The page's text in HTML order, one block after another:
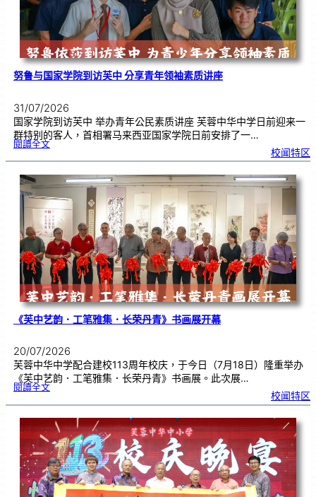
努鲁与国家学院到访芙中 分享青年领袖素质讲座
31/07/2026
国家学院到访芙中 举办青年公民素质讲座 芙蓉中华中学日前迎来一
群特别的客人，首相署马来西亚国家学院日前安排了一…
閱讀全文:努
国
学
院
到
访
中
分
享
青
年
领
袖
素
质
讲
座
校闻特区
《芙中艺韵．工笔雅集．长荣丹青》书画展开幕
20/07/2026
芙蓉中华中学配合建校113周年校庆，于今日（7月18日）隆重举办
《芙中艺韵．工笔雅集．长荣丹青》书画展。此次展…
閱讀全文:《
艺
．
工
笔
雅
集
．
长
荣
丹
青
》
书
画
展
开
幕
校闻特区